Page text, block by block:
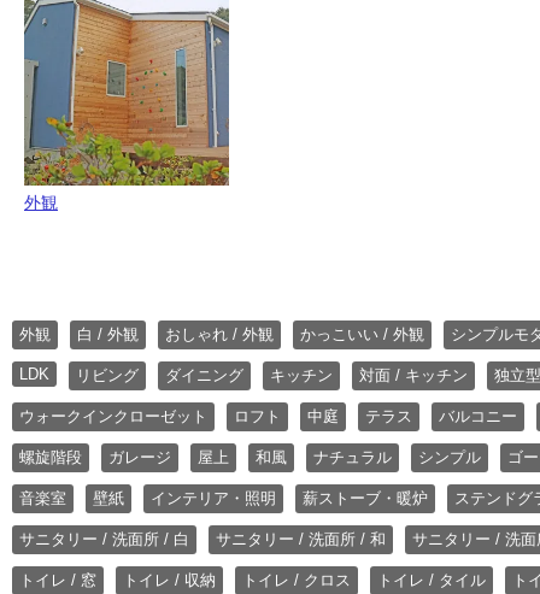
外観
外観 白 / 外観 おしゃれ / 外観 かっこいい / 外観 シンプルモ
LDK リビング ダイニング キッチン 対面 / キッチン 独立
ウォークインクローゼット ロフト 中庭 テラス バルコニー
螺旋階段 ガレージ 屋上 和風 ナチュラル シンプル ゴ
音楽室 壁紙 インテリア・照明 薪ストーブ・暖炉 ステンドグ
サニタリー / 洗面所 / 白 サニタリー / 洗面所 / 和 サニタリー / 洗
トイレ / 窓 トイレ / 収納 トイレ / クロス トイレ / タイル ト